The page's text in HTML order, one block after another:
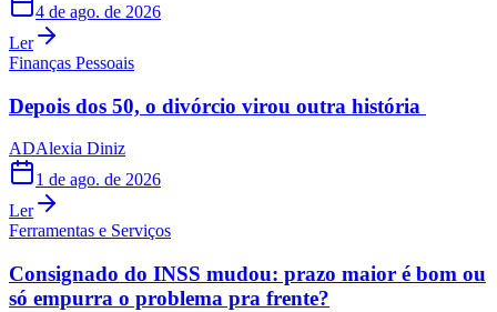
4 de ago. de 2026
Ler
Finanças Pessoais
Depois dos 50, o divórcio virou outra história
ADAlexia Diniz
1 de ago. de 2026
Ler
Ferramentas e Serviços
Consignado do INSS mudou: prazo maior é bom ou
só empurra o problema pra frente?